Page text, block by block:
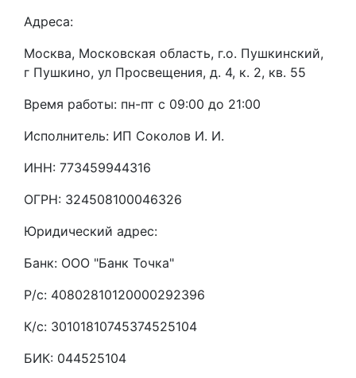
Адреса:
Москва, Московская область, г.о. Пушкинский,
г Пушкино, ул Просвещения, д. 4, к. 2, кв. 55
Время работы: пн-пт с 09:00 до 21:00
Исполнитель: ИП Соколов И. И.
ИНН: 773459944316
ОГРН: 324508100046326
Юридический адрес:
Банк: ООО "Банк Точка"
Р/с: 40802810120000292396
К/с: 30101810745374525104
БИК: 044525104